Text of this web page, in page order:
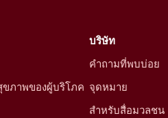
ภาพของผู้บริโภค
บริษัท
คำถามที่พบบ่อย
จุดหมาย
สำหรับสื่อมวลชน